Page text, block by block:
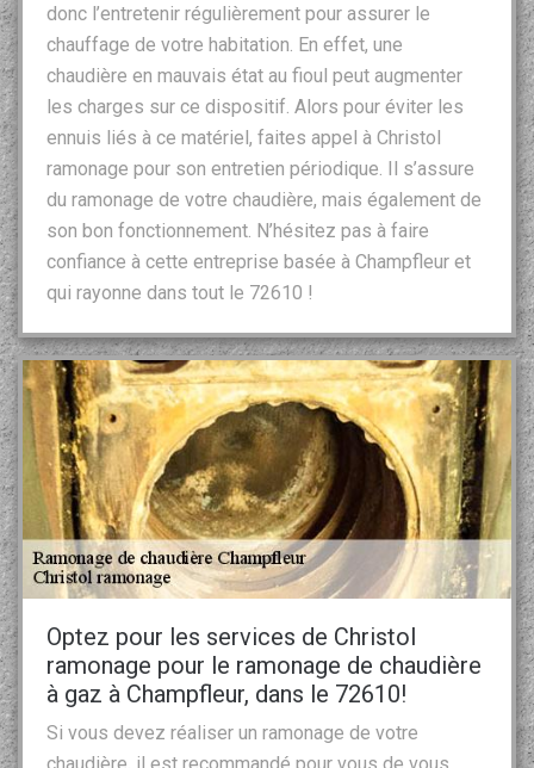
donc l’entretenir régulièrement pour assurer le
chauffage de votre habitation. En effet, une
chaudière en mauvais état au fioul peut augmenter
les charges sur ce dispositif. Alors pour éviter les
ennuis liés à ce matériel, faites appel à Christol
ramonage pour son entretien périodique. Il s’assure
du ramonage de votre chaudière, mais également de
son bon fonctionnement. N’hésitez pas à faire
confiance à cette entreprise basée à Champfleur et
qui rayonne dans tout le 72610 !
Optez pour les services de Christol
ramonage pour le ramonage de chaudière
à gaz à Champfleur, dans le 72610!
Si vous devez réaliser un ramonage de votre
chaudière, il est recommandé pour vous de vous